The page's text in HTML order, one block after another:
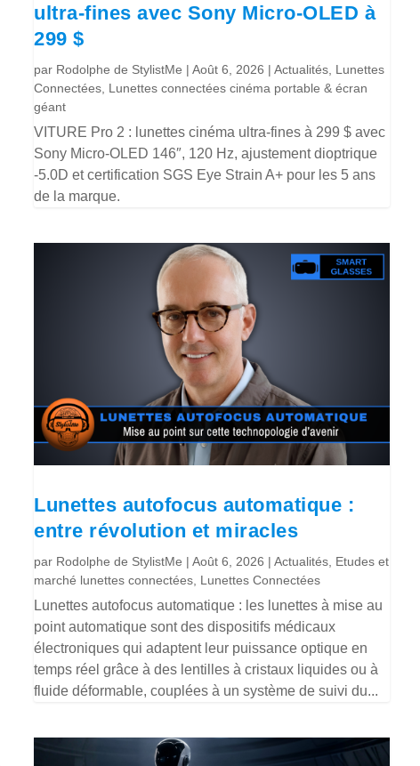
ultra-fines avec Sony Micro-OLED à
299 $
par Rodolphe de StylistMe |Août 6, 2026 |Actualités Lunettes
Connectées Lunettes connectées cinéma portable & écran
géant
VITURE Pro 2 : lunettes cinéma ultra-fines à 299 $ avec
Sony Micro-OLED 146″, 120 Hz, ajustement dioptrique
-5.0D et certification SGS Eye Strain A+ pour les 5 ans
de la marque.
Lunettes autofocus automatique :
entre révolution et miracles
par Rodolphe de StylistMe |Août 6, 2026 |Actualités Etudes et
marché lunettes connectées Lunettes Connectées
Lunettes autofocus automatique : les lunettes à mise au
point automatique sont des dispositifs médicaux
électroniques qui adaptent leur puissance optique en
temps réel grâce à des lentilles à cristaux liquides ou à
fluide déformable, couplées à un système de suivi du...